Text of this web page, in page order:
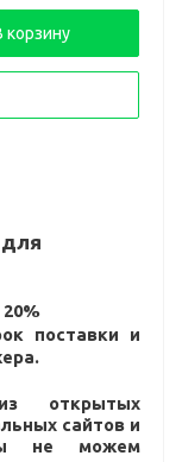
корзину
поставки и
открытых
сайтов и
не можем